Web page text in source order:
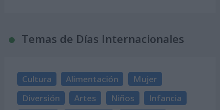
Temas de Días Internacionales
Cultura Alimentación
Mujer
Diversión
Artes Niños
Infancia